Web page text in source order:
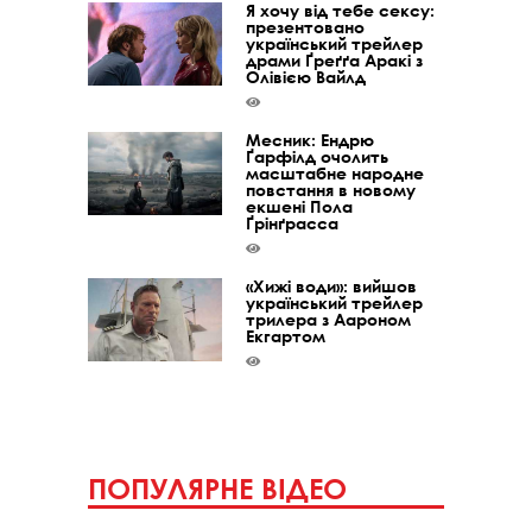
Я хочу від тебе сексу:
презентовано
український трейлер
драми Ґреґґа Аракі з
Олівією Вайлд
Месник: Ендрю
Ґарфілд очолить
масштабне народне
повстання в новому
екшені Пола
Ґрінґрасса
«Хижі води»: вийшов
український трейлер
трилера з Аароном
Екгартом
ПОПУЛЯРНЕ ВІДЕО